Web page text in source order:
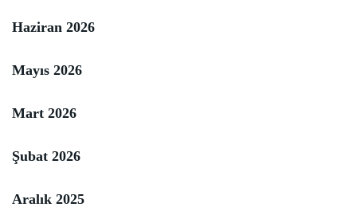
Haziran 2026
Mayıs 2026
Mart 2026
Şubat 2026
Aralık 2025